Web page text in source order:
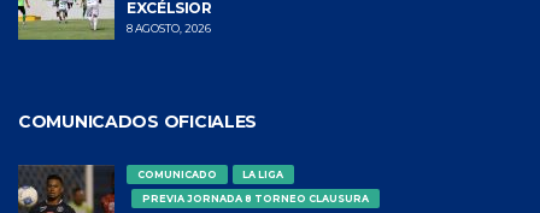
EXCÉLSIOR
8 AGOSTO, 2026
COMUNICADOS OFICIALES
COMUNICADO
LA LIGA
PREVIA JORNADA 8 TORNEO CLAUSURA